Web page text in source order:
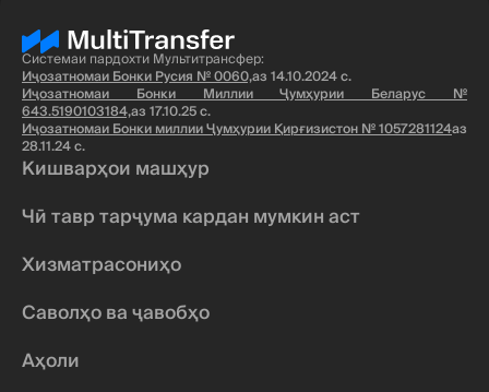
Системаи пардохти Мультитрансфер:
Иҷозатномаи Бонки Русия № 0060,аз 14.10.2024 с.
Иҷозатномаи Бонки Миллии Ҷумҳурии Беларус №
643.5190103184,аз 17.10.25 с.
Иҷозатномаи Бонки миллии Ҷумҳурии Қирғизистон № 1057281124аз
28.11.24 с.
Кишварҳои машҳур
Чӣ тавр тарҷума кардан мумкин аст
Хизматрасониҳо
Саволҳо ва ҷавобҳо
Аҳоли